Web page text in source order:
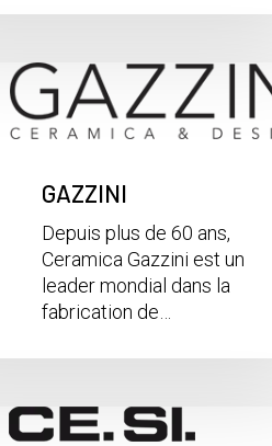
GAZZINI
Depuis plus de 60 ans,
Ceramica Gazzini est un
leader mondial dans la
fabrication de…